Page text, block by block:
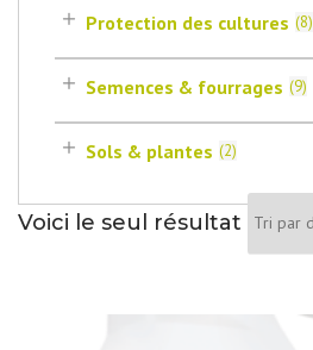
Protection des cultures (8)
Semences & fourrages (9)
Sols & plantes (2)
Voici le seul résultat